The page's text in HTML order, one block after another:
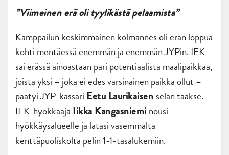
”Viimeinen erä oli tyylikästä pelaamista”
Kamppailun keskimmäinen kolmannes oli erän loppua
kohti mentäessä enemmän ja enemmän JYPin. IFK
sai erässä ainoastaan pari potentiaalista maalipaikkaa,
joista yksi – joka ei edes varsinainen paikka ollut –
päätyi JYP-kassari Eetu Laurikaisen selän taakse.
IFK-hyökkääjä Iikka Kangasniemi nousi
hyökkäysalueelle ja latasi vasemmalta
kenttäpuoliskolta pelin 1-1-tasalukemiin.